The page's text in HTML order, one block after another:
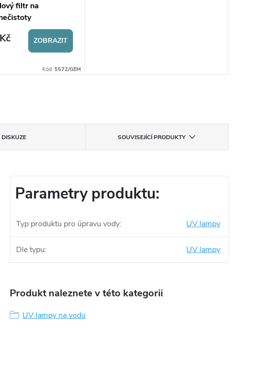
DISKUZE SOUVISEJÍCÍ PRODUKTY
Parametry produktu:
Typ produktu pro úpravu vody: UV lampy
Dle typu: UV lampy
Produkt naleznete v této kategorii
UV lampy na vodu
filtr na
ZOBRAZIT
Kód: 5572/GEM